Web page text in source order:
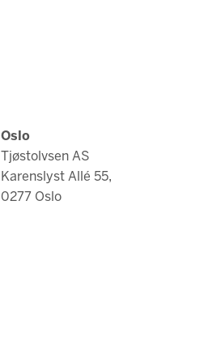
Oslo
Tjøstolvsen AS
Karenslyst Allé 55,
0277 Oslo